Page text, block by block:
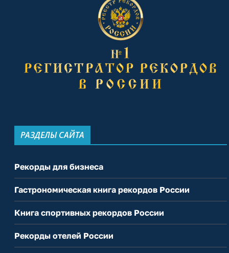
РАЗДЕЛЫ САЙТА
Рекорды для бизнеса
Гастрономическая книга рекордов России
Книга спортивных рекордов России
Рекорды отелей России